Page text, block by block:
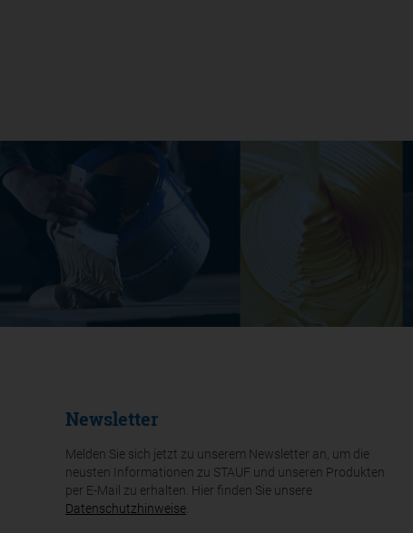
Newsletter
Melden Sie sich jetzt zu unserem Newsletter an, um die
neusten Informationen zu STAUF und unseren Produkten
per E-Mail zu erhalten. Hier finden Sie unsere
Datenschutzhinweise.